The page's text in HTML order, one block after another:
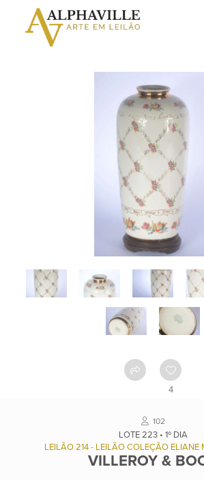
Criar
Faça
Home
Vender
Sobre
Como
funciona
Contato
catálogo
4
102
LOTE 223 • 1º DIA
VILLEROY &